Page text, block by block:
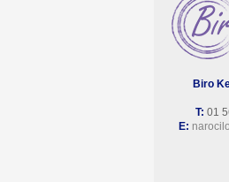
Biro
T: 01
E: